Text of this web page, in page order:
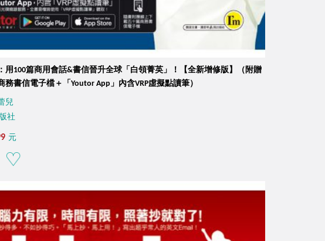
用100篇商用會話&書信晉升全球「白領菁英」！【全新增修版】（附贈
務書信電子檔＋「Youtor App」內含VRP虛擬點讀筆）
兒
社
元